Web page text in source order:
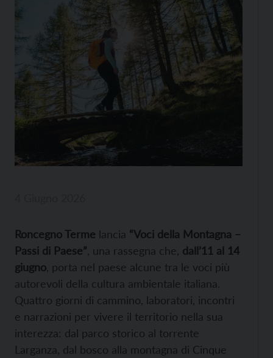
Roncegno Terme lancia “Voci della Montagna –
Passi di Paese” , una rassegna che, dall’11 al 14
giugno , porta nel paese alcune tra le voci più
autorevoli della cultura ambientale italiana.
Quattro giorni di cammino, laboratori, incontri
e narrazioni per vivere il territorio nella sua
interezza: dal parco storico al torrente
Larganza, dal bosco alla montagna di Cinque